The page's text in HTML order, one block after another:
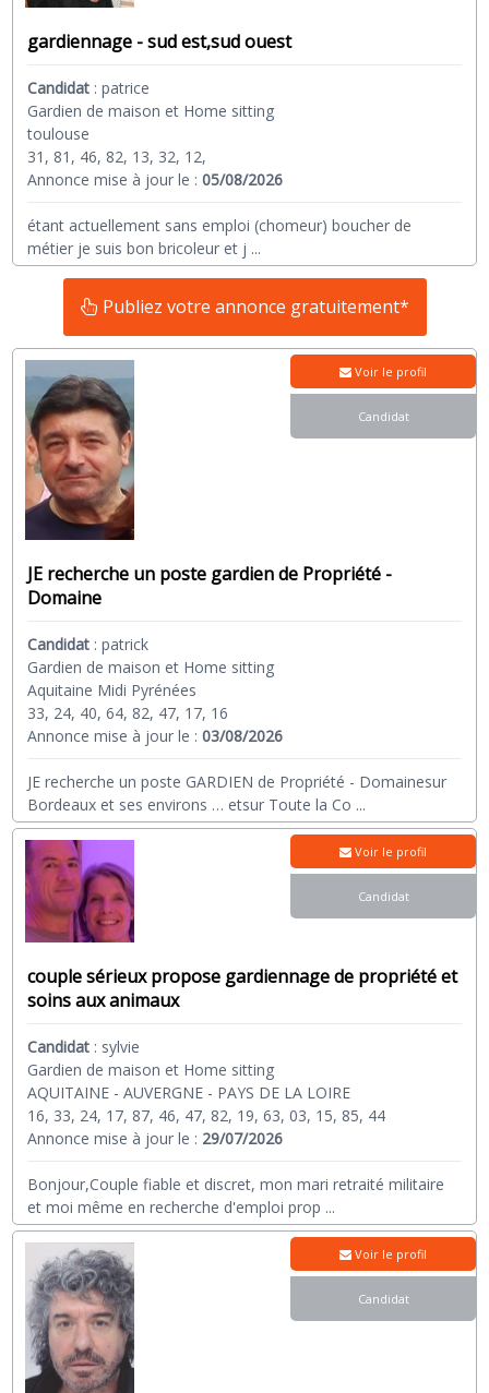
gardiennage - sud est,sud ouest
Candidat :patrice
Gardien de maison et Home sitting
toulouse
31, 81, 46, 82, 13, 32, 12,
Annonce mise à jour le :05/08/2026
étant actuellement sans emploi (chomeur) boucher de
métier je suis bon bricoleur et j ...
Publiez votre annonce gratuitement*
JE recherche un poste gardien de Propriété -
Domaine
Candidat :patrick
Gardien de maison et Home sitting
Aquitaine Midi Pyrénées
33, 24, 40, 64, 82, 47, 17, 16
Annonce mise à jour le :03/08/2026
JE recherche un poste GARDIEN de Propriété - Domainesur
Bordeaux et ses environs … etsur Toute la Co ...
Voir le profil
Candidat
couple sérieux propose gardiennage de propriété et
soins aux animaux
Candidat : sylvie
Gardien de maison et Home sitting
AQUITAINE - AUVERGNE - PAYS DE LA LOIRE
16, 33, 24, 17, 87, 46, 47, 82, 19, 63, 03, 15, 85, 44
Annonce mise à jour le : 29/07/2026
Bonjour,Couple fiable et discret, mon mari retraité militaire
et moi même en recherche d'emploi prop ...
Voir le profil
Candidat
Voir le profil
Candidat